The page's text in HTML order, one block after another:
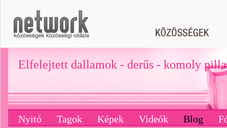
Elfelejtett dallamok - derűs - komoly
Nyitó Tagok Képek Videók Blog